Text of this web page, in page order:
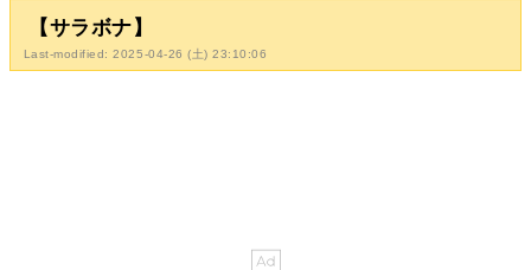
【サラボナ】
Last-modified: 2025-04-26 (土) 23:10:06